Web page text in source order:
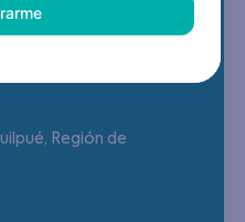
Internet
Región de